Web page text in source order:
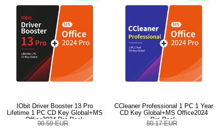
IObit Driver Booster 13 Pro
Lifetime 1 PC CD Key Global+MS
Office2024 Pro Pack
90.59 EUR
CCleaner Professional 1 PC 1 Year
CD Key Global+MS Office2024
Pro Pack
80.17 EUR